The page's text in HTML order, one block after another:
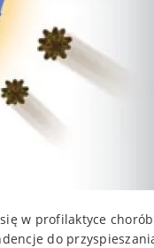
w profilaktyce
do